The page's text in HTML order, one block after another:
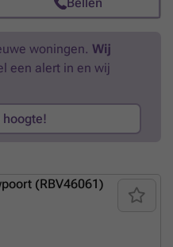
- lage gemeenschapskosten
als investering)Meer
woningen. Wij
een alert in en wij
hoogte!